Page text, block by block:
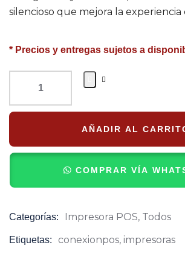
silencioso que mejora la experiencia
* Precios y entregas sujetos a
AÑADIR AL
COMPRAR VÍA
Categorías: Impresora POS, Todos
Etiquetas: conexionpos, impresoras